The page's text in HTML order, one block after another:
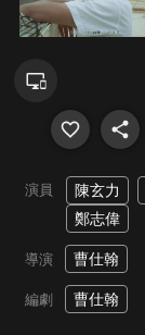
演員 陳玄力
鄭志偉
導演 曹仕翰
編劇 曹仕翰